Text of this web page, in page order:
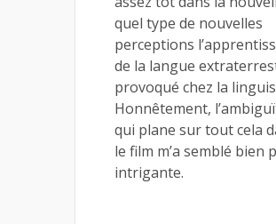
quel type de nouvelles
perceptions
de la langue
provoqué chez la
Honnêtement,
qui plane sur tout cela
le film m’a semblé bien
intrigante.